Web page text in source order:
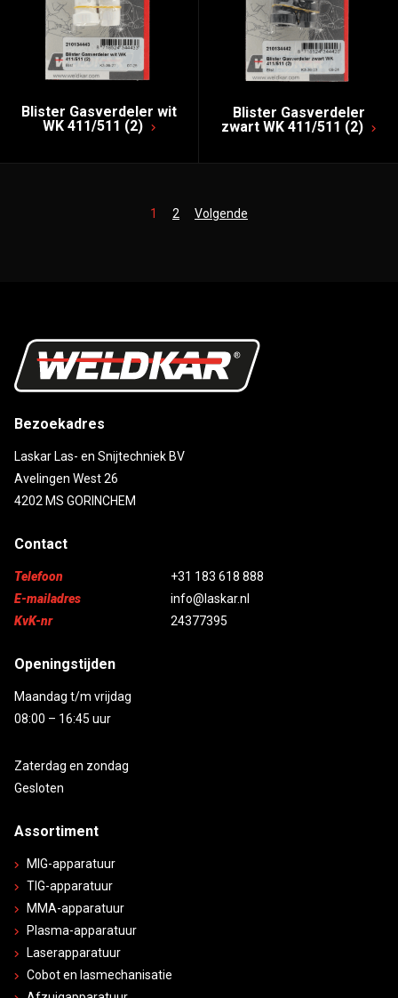
Blister Gasverdeler wit
WK 411/511 (2)
Blister Gasverdeler
zwart WK 411/511 (2)
1 2 Volgende
Bezoekadres
Laskar Las- en Snijtechniek BV
Avelingen West 26
4202 MS GORINCHEM
Contact
Telefoon
+31 183 618 888
E-mailadres
info@laskar.nl
KvK-nr
24377395
Openingstijden
Maandag t/m vrijdag
08:00 – 16:45 uur
Zaterdag en zondag
Gesloten
Assortiment
MIG-apparatuur
TIG-apparatuur
MMA-apparatuur
Plasma-apparatuur
Laserapparatuur
Cobot en lasmechanisatie